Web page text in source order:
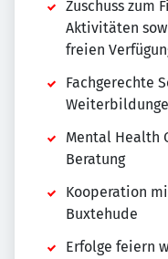
Zuschuss zum
Aktivitäten
freien
Fachgerechte
Mental Health
Beratung
Kooperation
Buxtehude
Erfolge feiern